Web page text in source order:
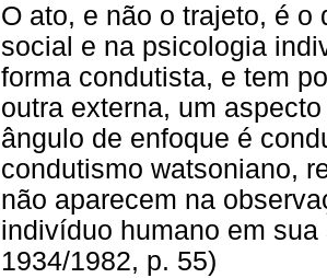
O ato, e não o trajeto, é
social e na psicologia
forma condutista, e tem
outra externa, um
ângulo de enfoque é
condutismo watsoniano,
não aparecem na
indivíduo humano em
1934/1982, p. 55)